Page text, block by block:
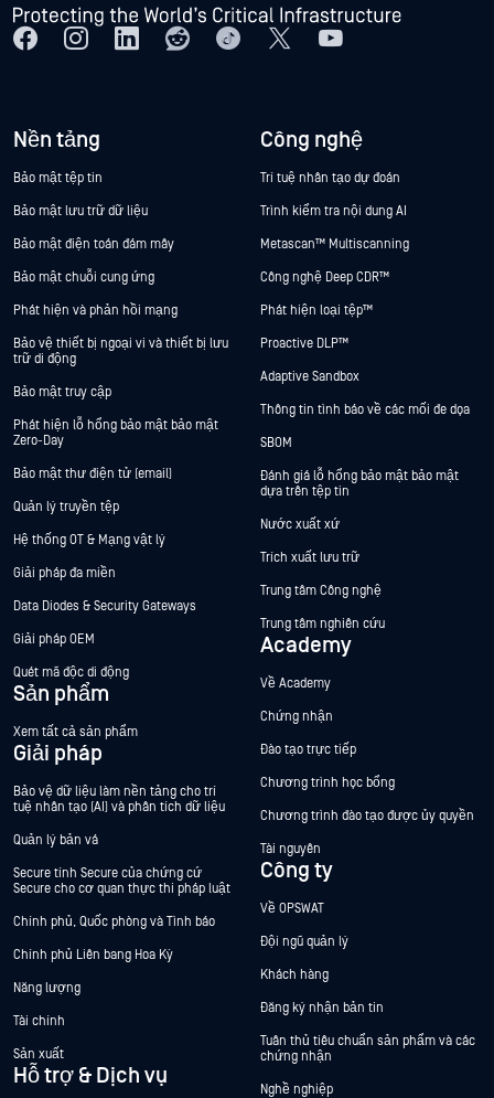
Nền tảng
Bảo mật tệp tin
Bảo mật lưu trữ dữ liệu
Bảo mật điện toán đám mây
Bảo mật chuỗi cung ứng
Phát hiện và phản hồi mạng
Bảo vệ thiết bị ngoại vi và thiết bị lưu
trữ di động
Bảo mật truy cập
Phát hiện lỗ hổng bảo mật bảo mật
Zero-Day
Bảo mật thư điện tử (email)
Quản lý truyền tệp
Hệ thống OT & Mạng vật lý
Giải pháp đa miền
Data Diodes & Security Gateways
Giải pháp OEM
Quét mã độc di động
Sản phẩm
Xem tất cả sản phẩm
Giải pháp
Bảo vệ dữ liệu làm nền tảng cho trí
tuệ nhân tạo (AI) và phân tích dữ liệu
Quản lý bản vá
Secure tính Secure của chứng cứ
Secure cho cơ quan thực thi pháp luật
Chính phủ, Quốc phòng và Tình báo
Chính phủ Liên bang Hoa Kỳ
Năng lượng
Tài chính
Sản xuất
Hỗ trợ & Dịch vụ
Công nghệ
Trí tuệ nhân tạo dự đoán
Trình kiểm tra nội dung AI
Metascan™ Multiscanning
Công nghệ Deep CDR™
Phát hiện loại tệp™
Proactive DLP™
Adaptive Sandbox
Thông tin tình báo về các mối đe dọa
SBOM
Đánh giá lỗ hổng bảo mật bảo mật
dựa trên tệp tin
Nước xuất xứ
Trích xuất lưu trữ
Trung tâm Công nghệ
Trung tâm nghiên cứu
Academy
Về Academy
Chứng nhận
Đào tạo trực tiếp
Chương trình học bổng
Chương trình đào tạo được ủy quyền
Tài nguyên
Công ty
Về OPSWAT
Đội ngũ quản lý
Khách hàng
Đăng ký nhận bản tin
Tuân thủ tiêu chuẩn sản phẩm và các
chứng nhận
Nghề nghiệp